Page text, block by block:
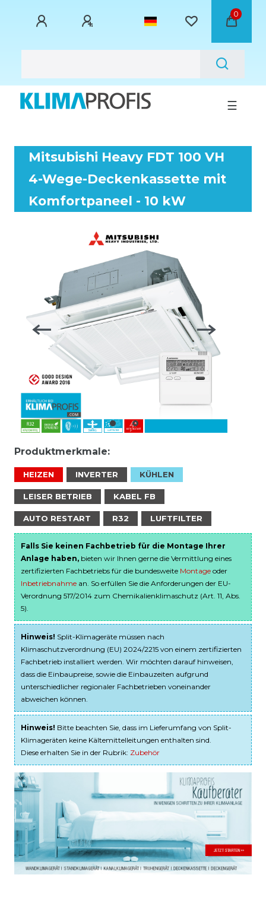
0
☰
Mitsubishi Heavy FDT 100 VH
4-Wege-Deckenkassette mit
Komfortpaneel - 10 kW
Produktmerkmale:
HEIZEN INVERTER KÜHLEN
LEISER BETRIEB KABEL FB
AUTO RESTART R32 LUFTFILTER
Falls Sie keinen Fachbetrieb für die Montage Ihrer
Anlage haben, bieten wir Ihnen gerne die Vermittlung eines
zertifizierten Fachbetriebs für die bundesweite Montage oder
Inbetriebnahme an. So erfüllen Sie die Anforderungen der EU-
Verordnung 517/2014 zum Chemikalienklimaschutz (Art. 11, Abs.
5).
Hinweis! Split-Klimageräte müssen nach
Klimaschutzverordnung (EU) 2024/2215 von einem zertifizierten
Fachbetrieb installiert werden. Wir möchten darauf hinweisen,
dass die Einbaupreise, sowie die Einbauzeiten aufgrund
unterschiedlicher regionaler Fachbetrieben voneinander
abweichen können.
Hinweis! Bitte beachten Sie, dass im Lieferumfang von Split-
Klimageräten keine Kältemittelleitungen enthalten sind.
Diese erhalten Sie in der Rubrik: Zubehör